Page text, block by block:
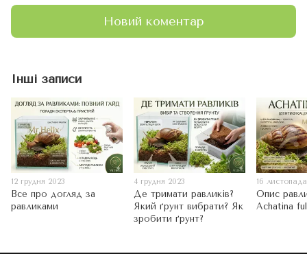
Новий коментар
Інші записи
12 грудня 2023
Все про догляд за
равликами
4 грудня 2023
Де тримати равликів?
Який ґрунт вибрати? Як
зробити ґрунт?
16
Опис
Achatina